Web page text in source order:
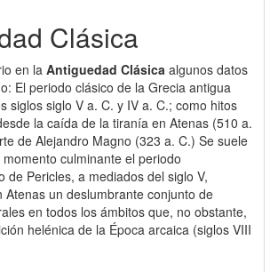
Clásica
en la Antiguedad Clásica algunos datos
siglos siglo V a. C. y IV a. C.; como hitos
la caída de la tiranía en Atenas (510 a.
de Alejandro Magno (323 a. C.) Se suele
culminante el periodo
de Pericles, a mediados del siglo V,
Atenas un deslumbrante conjunto de
en todos los ámbitos que, no obstante,
helénica de la Época arcaica (siglos VIII